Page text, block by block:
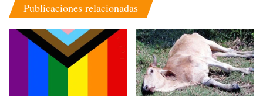
Publicaciones relacionadas